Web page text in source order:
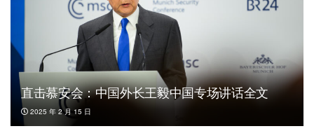
直击慕安会：中国外长王毅中国专场讲话全文
2025 年 2 月 15 日